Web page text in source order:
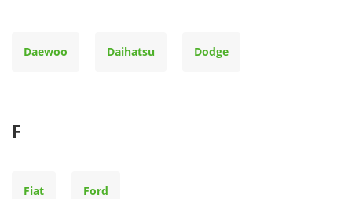
Daewoo Daihatsu Dodge
F
Fiat Ford